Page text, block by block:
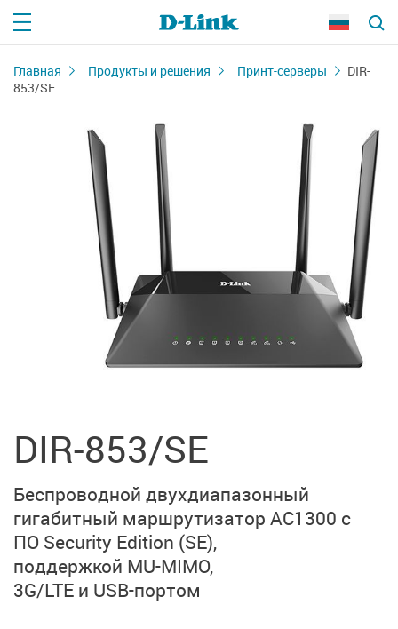
Главная Продукты и решения Принт-серверы
DIR-
853/SE
DIR-853/SE
Беспроводной двухдиапазонный
гигабитный маршрутизатор AC1300 с
ПО Security Edition (SE),
поддержкой MU-MIMO,
3G/LTE и USB-портом